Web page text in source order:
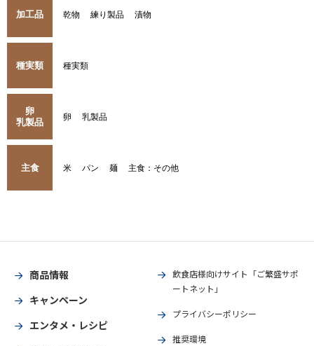
加工品 乾物 練り製品 漬物
種実類 種実類
卵
乳製品
卵 乳製品
主食 米 パン 麺 主食：その他
商品情報
キャンペーン
エンタメ・レシピ
飲食店様向けサイト「ご繁盛サポ
ートネット」
プライバシーポリシー
推奨環境